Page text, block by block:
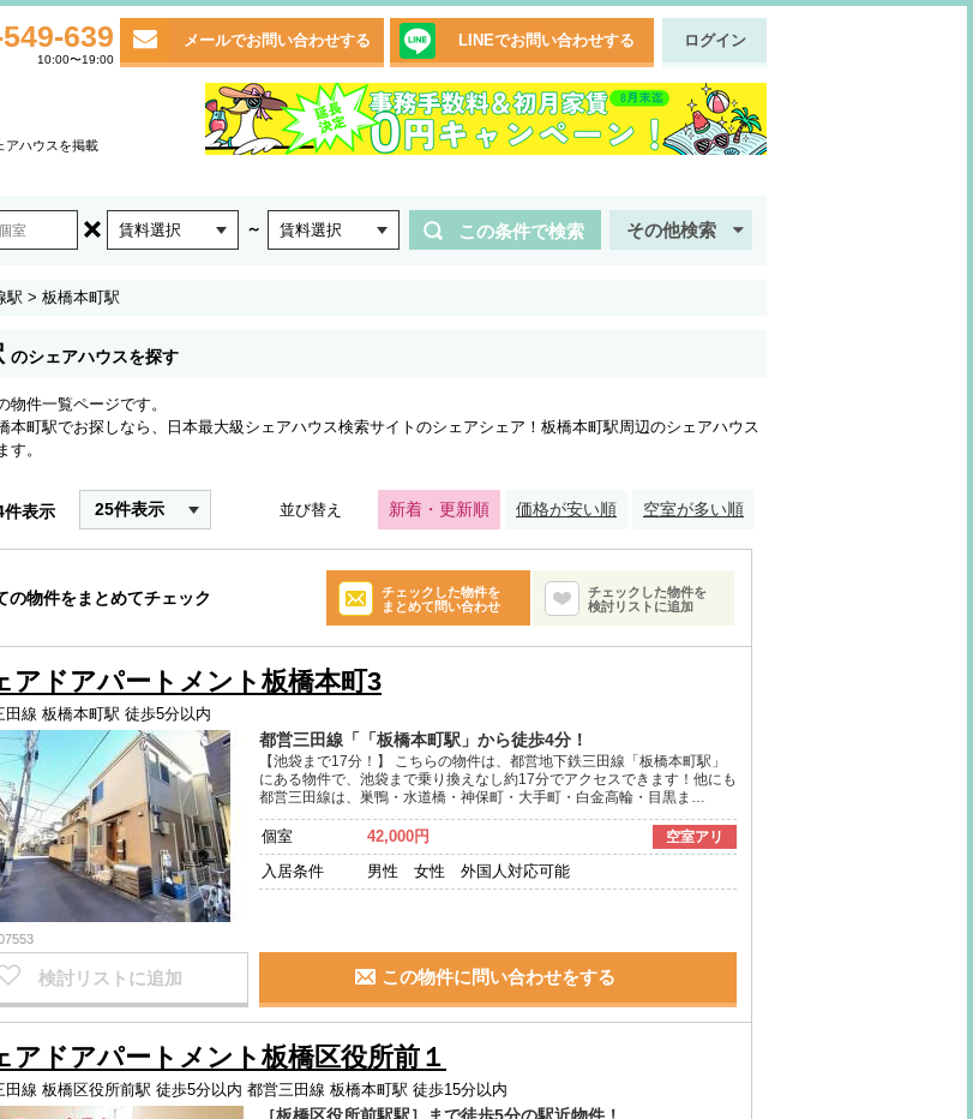
639
10:00〜19:00
メールでお問い合わせする LINEでお問い合わせする ログイン
アハウスを掲載
賃料選択 ～ 賃料選択 この条件で検索 その他検索
駅 > 板橋本町駅
のシェアハウスを探す
物件一覧ページです。
本町駅でお探しなら、日本最大級シェアハウス検索サイトのシェアシェア！板橋本町駅周辺のシェアハウス
す。
件表示 25件表示 並び替え 新着・更新順 価格が安い順 空室が多い順
の物件をまとめてチェック
チェックした物件を
まとめて問い合わせ
チェックした物件を
検討リストに追加
アドアパートメント板橋本町3
田線 板橋本町駅 徒歩5分以内
都営三田線「「板橋本町駅」から徒歩4分！
【池袋まで17分！】 こちらの物件は、都営地下鉄三田線「板橋本町駅」
にある物件で、池袋まで乗り換えなし約17分でアクセスできます！他にも
都営三田線は、巣鴨・水道橋・神保町・大手町・白金高輪・目黒ま…
個室 42,000円 空室アリ
入居条件 男性 女性 外国人対応可能
検討リストに追加 この物件に問い合わせをする
アドアパートメント板橋区役所前１
田線 板橋区役所前駅 徒歩5分以内 都営三田線 板橋本町駅 徒歩15分以内